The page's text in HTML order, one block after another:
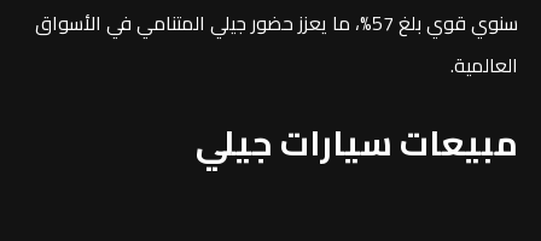
سنوي قوي بلغ 57%، ما يعزز حضور جيلي المتنامي في الأسواق
العالمية.
مبيعات سيارات جيلي